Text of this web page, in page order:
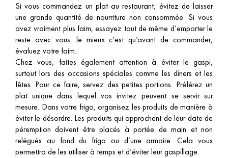
Si vous commandez un plat au restaurant, évitez de laisser
une grande quantité de nourriture non consommée. Si vous
avez vraiment plus faim, essayez tout de même d’emporter le
reste avec vous. le mieux c’est qu’avant de commander,
évaluez votre faim.
Chez vous, faites également attention à éviter le gaspi,
surtout lors des occasions spéciales comme les dîners et les
fêtes. Pour ce faire, servez des petites portions. Préférez un
plat unique dans lequel vos invitez peuvent se servir sur
mesure. Dans votre frigo, organisez les produits de manière à
éviter le désordre. Les produits qui approchent de leur date de
péremption doivent être placés à portée de main et non
relégués au fond du frigo ou d’une armoire. Cela vous
permettra de les utiliser à temps et d’éviter leur gaspillage.